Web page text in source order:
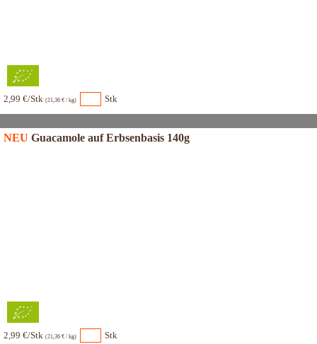
2,99 €/Stk (21,36 € / kg) Stk
NEU Guacamole auf Erbsenbasis 140g
2,99 €/Stk (21,36 € / kg) Stk